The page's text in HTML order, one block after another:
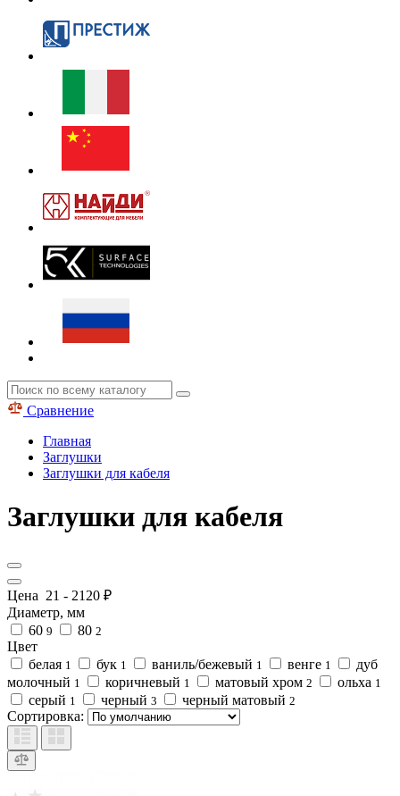
Сравнение
Главная
Заглушки
Заглушки для кабеля
Заглушки для кабеля
Цена 21 - 2120 ₽
Диаметр, мм
60 9 80 2
Цвет
белая 1 бук 1 ваниль/бежевый 1 венге 1
дуб
молочный 1 коричневый 1 матовый хром 2 ольха 1
серый 1 черный 3 черный матовый 2
Сортировка: